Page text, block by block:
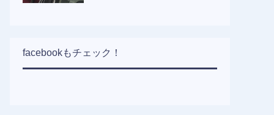
facebookもチェック！